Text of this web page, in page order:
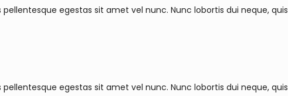
egestas sit amet vel nunc. Nunc lobortis dui neque, quis
egestas sit amet vel nunc. Nunc lobortis dui neque, quis